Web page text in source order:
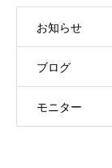
お知らせ
ブログ
モニター